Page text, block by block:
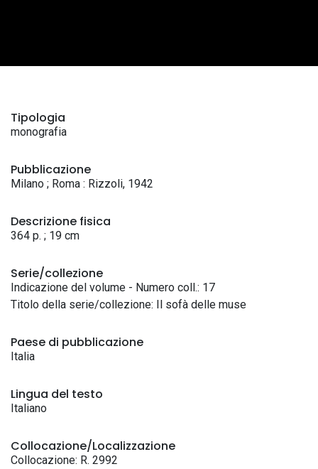
Tipologia
monografia
Pubblicazione
Milano ; Roma : Rizzoli, 1942
Descrizione fisica
364 p. ; 19 cm
Serie/collezione
Indicazione del volume - Numero coll.: 17
Titolo della serie/collezione: Il sofà delle muse
Paese di pubblicazione
Italia
Lingua del testo
Italiano
Collocazione/Localizzazione
Collocazione: R. 2992